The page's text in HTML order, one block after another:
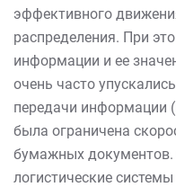
эффективного
распределения. При
информации и ее
очень часто
передачи информации
была ограничена
бумажных
логистические